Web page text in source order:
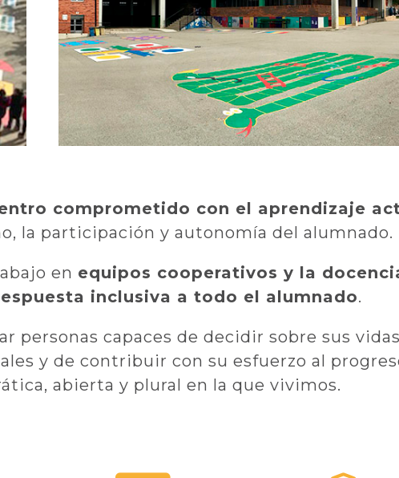
comprometido con el aprendizaje
la participación y autonomía del alumnado.
en equipos cooperativos y la
inclusiva a todo el alumnado.
personas capaces de decidir sobre sus
y de contribuir con su esfuerzo al
abierta y plural en la que vivimos.